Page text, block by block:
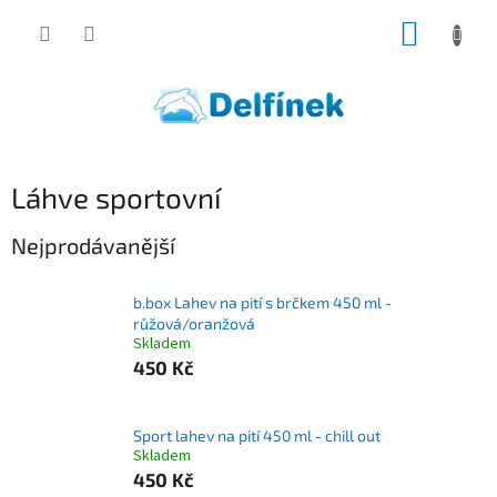
Láhve sportovní
Nejprodávanější
b.box Lahev na pití s brčkem 450 ml -
růžová/oranžová
Skladem
450 Kč
Sport lahev na pití 450 ml - chill out
Skladem
450 Kč